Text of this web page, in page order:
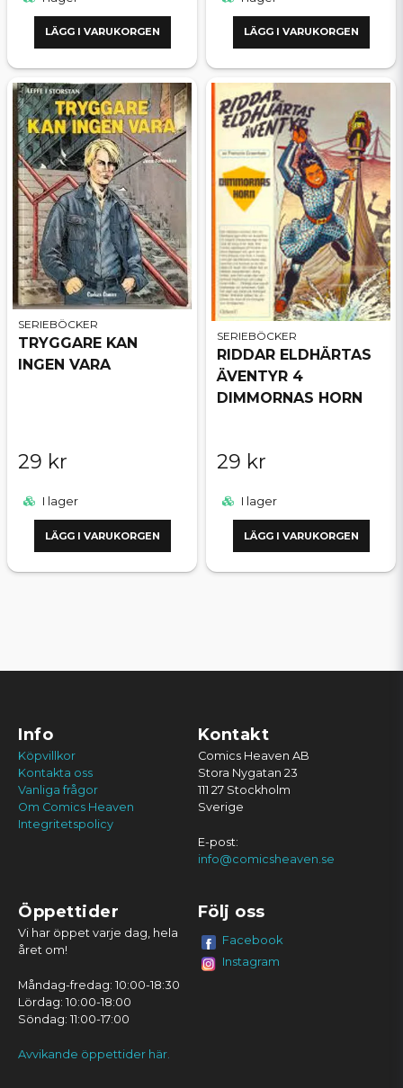
LÄGG I VARUKORGEN LÄGG I VARUKORGEN
SERIEBÖCKER
TRYGGARE KAN
INGEN VARA
29 kr
I lager
LÄGG I VARUKORGEN
SERIEBÖCKER
RIDDAR ELDHÄRTAS
ÄVENTYR 4
DIMMORNAS HORN
29 kr
I lager
LÄGG I VARUKORGEN
Info
Köpvillkor
Kontakta oss
Vanliga frågor
Om Comics Heaven
Integritetspolicy
Kontakt
Comics Heaven AB
Stora Nygatan 23
111 27 Stockholm
Sverige
E-post:
info@comicsheaven.se
Öppettider
Vi har öppet varje dag, hela
året om!
Måndag-fredag: 10:00-18:30
Lördag: 10:00-18:00
Söndag: 11:00-17:00
Avvikande öppettider här.
Följ oss
Facebook
Instagram